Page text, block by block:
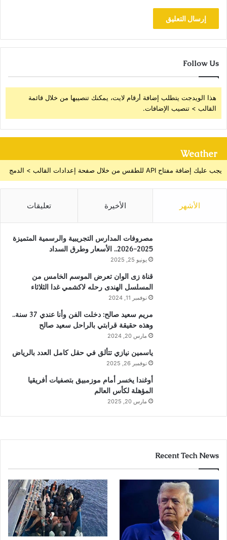
Follow Us
هذا الويدجت يتطلب إضافة أرقام لايت، يمكنك تنصيبها من خلال قائمة
القالب > تنصيب الإضافات.
Weather
يجب عليك إضافة مفتاح API للطقس من خلال صفحة إعدادات القالب > الدمج
الأشهر الأخيرة تعليقات
مصروفات المدارس التجريبية والرسمية المتميزة
2025-2026.. الأسعار وطرق السداد
يونيو 25, 2025
قناة زى الوان تعرض الموسم الخامس من
المسلسل الهندى رحله لاكشمي غدا الثلاثاء
نوفمبر 11, 2024
مريم سعيد صالح: دخلت الفن وأنا عندي 37 سنة..
وهذه حقيقة قرابتي بالراحل سعيد صالح
مارس 20, 2024
ياسمين نيازي تتألق في حقل كامل العدد بالرياض
نوفمبر 26, 2025
أوغندا يخسر أمام موزمبيق بتصفيات أفريقيا
المؤهلة لكأس العالم
مارس 20, 2025
Recent Tech News